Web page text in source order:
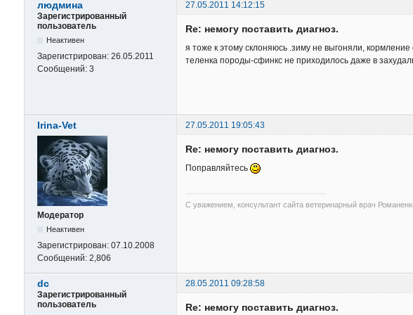
людмина
27.05.2011 14:12:15
Зарегистрированный
пользователь
Неактивен
Зарегистрирован: 26.05.2011
Сообщений: 3
Re: немогу поставить диагноз.
я тоже к этому склоняюсь .зиму не выгоняли,
теленка породы-сфинкс не приходилось даже в
Irina-Vet 27.05.2011 19:05:43
Модератор
Неактивен
Зарегистрирован: 07.10.2008
Сообщений: 2,806
Re: немогу поставить диагноз.
Поправляйтесь
С уважением, консультант сайта ветеринарный врач
dc
28.05.2011 09:28:58
Зарегистрированный
пользователь
Re: немогу поставить диагноз.